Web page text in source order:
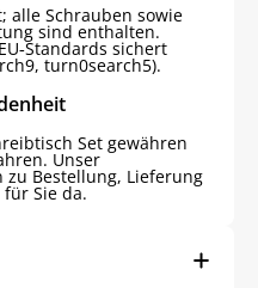
alle Schrauben sowie
sind enthalten.
sichert
turn0search5).
Set gewähren
Unser
zu Bestellung, Lieferung
Sie da.